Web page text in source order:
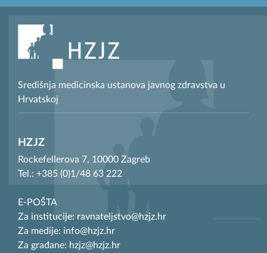
Središnja medicinska ustanova javnog zdravstva u
Hrvatskoj
HZJZ
Rockefellerova 7, 10000 Zagreb
Tel.: +385 (0)1/48 63 222
E-POŠTA
Za institucije: ravnateljstvo@hzjz.hr
Za medije: info@hzjz.hr
Za građane: hzjz@hzjz.hr